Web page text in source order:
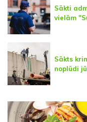
Sākti
vielām
Sākts
noplūdi